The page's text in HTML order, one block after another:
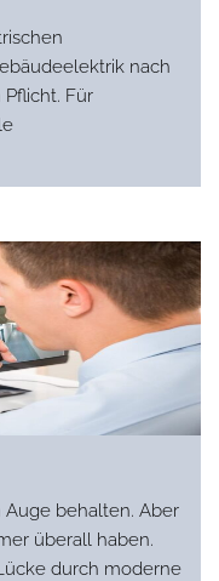
nach
Für
behalten. Aber
überall haben.
durch moderne